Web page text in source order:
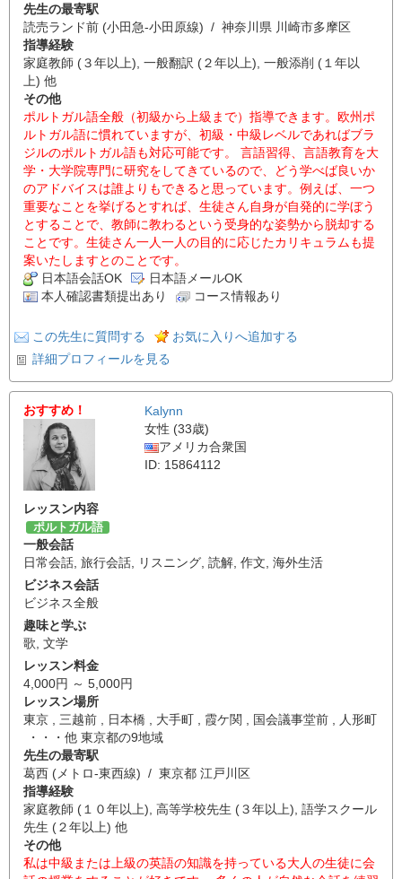
先生の最寄駅
読売ランド前 (小田急-小田原線) / 神奈川県 川崎市多摩区
指導経験
家庭教師 (３年以上), 一般翻訳 (２年以上), 一般添削 (１年以
上) 他
その他
ポルトガル語全般（初級から上級まで）指導できます。欧州ポ
ルトガル語に慣れていますが、初級・中級レベルであればブラ
ジルのポルトガル語も対応可能です。 言語習得、言語教育を大
学・大学院専門に研究をしてきているので、どう学べば良いか
のアドバイスは誰よりもできると思っています。例えば、一つ
重要なことを挙げるとすれば、生徒さん自身が自発的に学ぼう
とすることで、教師に教わるという受身的な姿勢から脱却する
ことです。生徒さん一人一人の目的に応じたカリキュラムも提
案いたしますとのことです。
日本語会話OK
日本語メールOK
本人確認書類提出あり
コース情報あり
この先生に質問する
お気に入りへ追加する
詳細プロフィールを見る
おすすめ！
Kalynn
女性 (33歳)
アメリカ合衆国
ID: 15864112
レッスン内容
ポルトガル語
一般会話
日常会話 旅行会話 リスニング 読解 作文 海外生活
ビジネス会話
ビジネス全般
趣味と学ぶ
歌 文学
レッスン料金
4,000円 ～ 5,000円
レッスン場所
東京 , 三越前 , 日本橋 , 大手町 , 霞ケ関 , 国会議事堂前 , 人形町
・・・他 東京都の9地域
先生の最寄駅
葛西 (メトロ-東西線) / 東京都 江戸川区
指導経験
家庭教師 (１０年以上), 高等学校先生 (３年以上), 語学スクール
先生 (２年以上) 他
その他
私は中級または上級の英語の知識を持っている大人の生徒に会